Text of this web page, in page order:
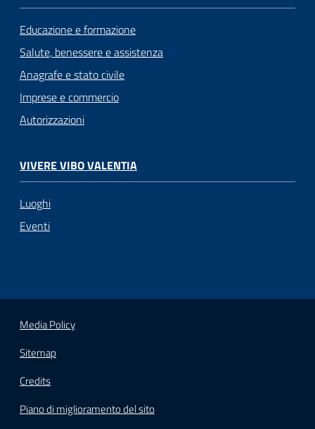
Educazione e formazione
Salute, benessere e assistenza
Anagrafe e stato civile
Imprese e commercio
Autorizzazioni
VIVERE VIBO VALENTIA
Luoghi
Eventi
Media Policy
Sitemap
Credits
Piano di miglioramento del sito